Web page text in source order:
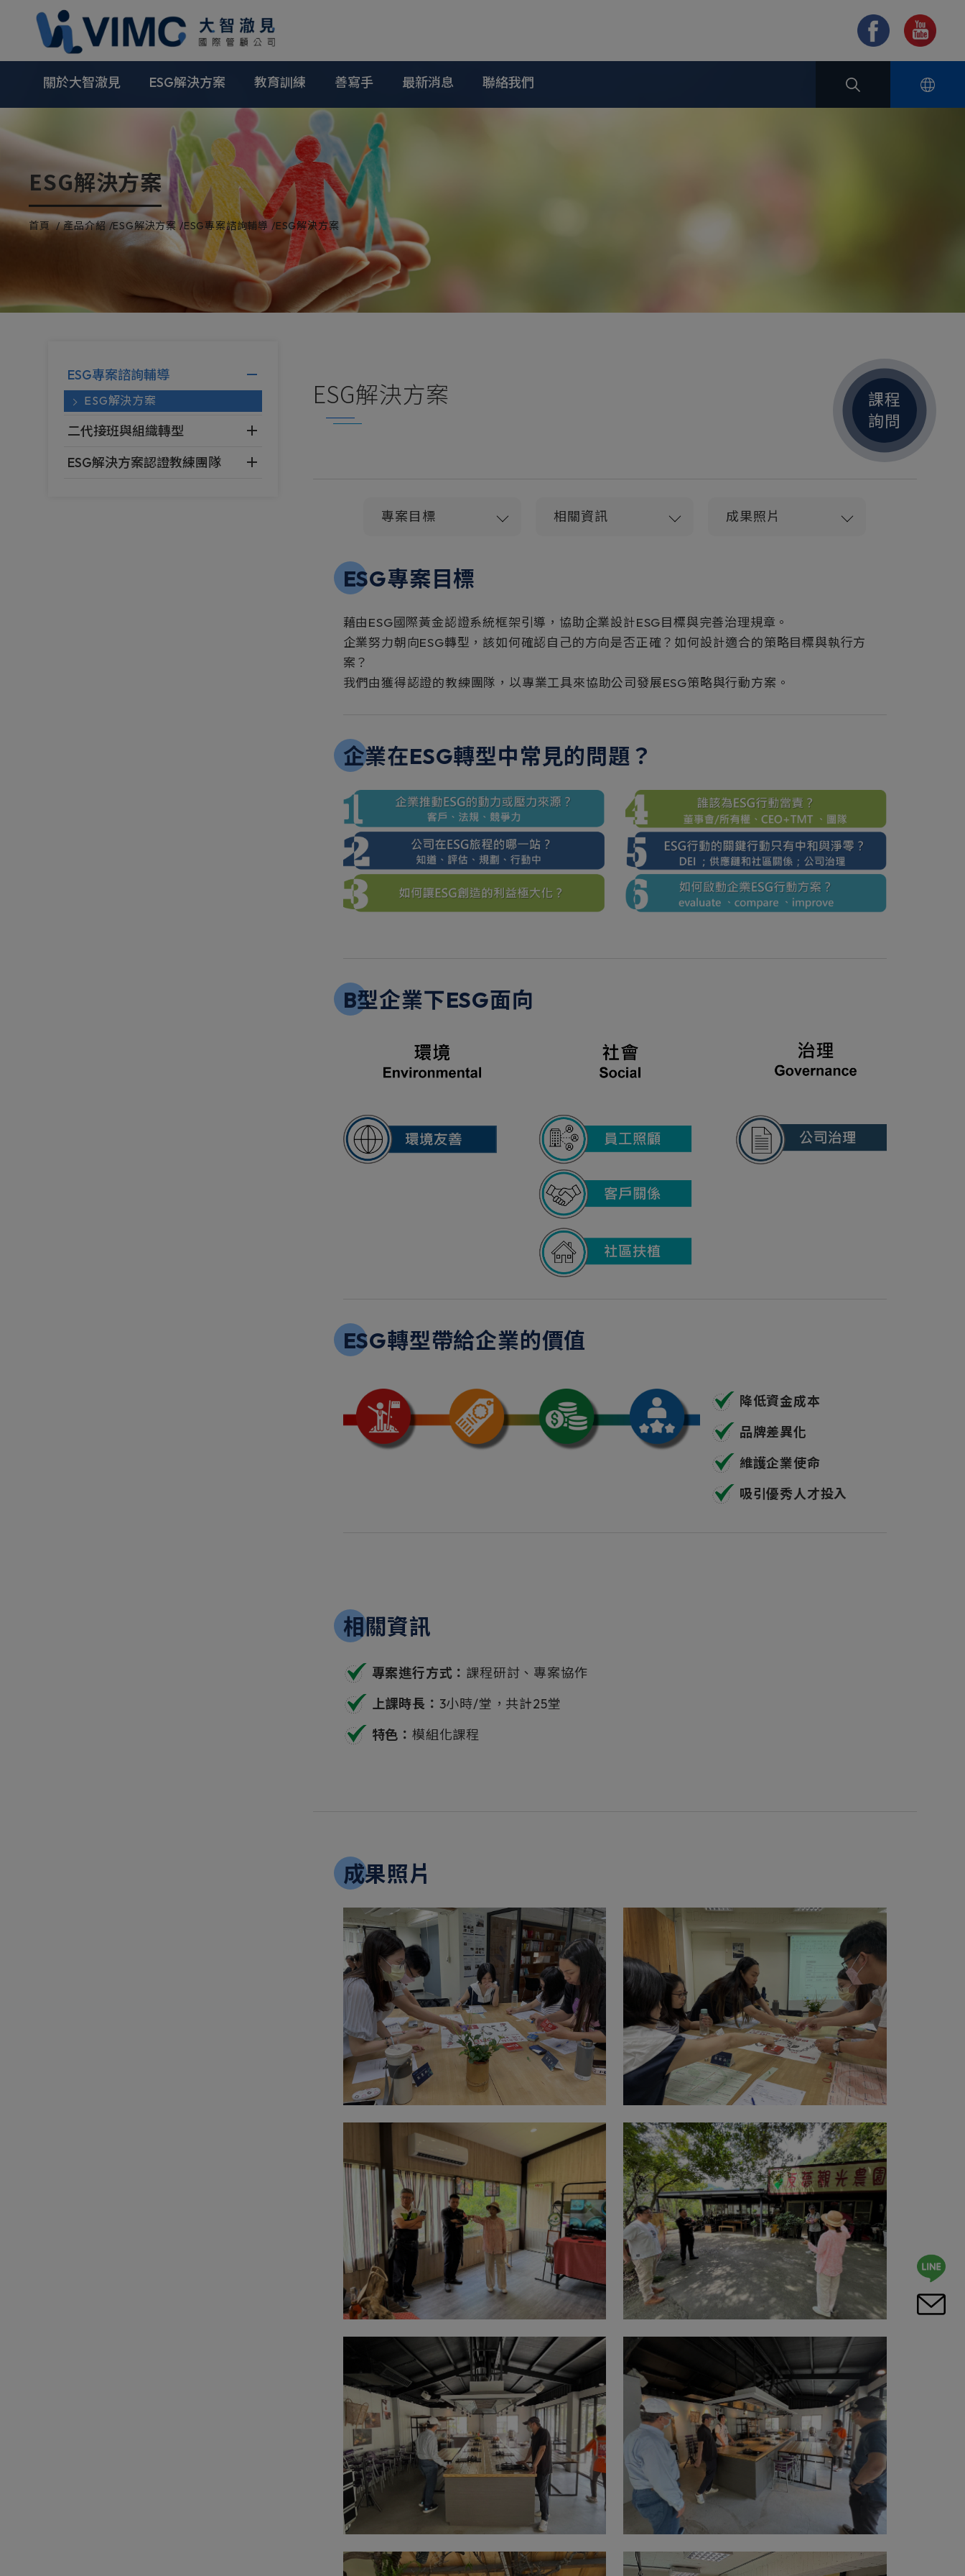
關於大智澈見 ESG解決方案 教育訓練 善寫手 最新消息 聯絡我們
ESG解決方案
首頁 產品介紹 ESG解決方案 ESG專案諮詢輔導 ESG解決方案
ESG專案諮詢輔導
ESG解決方案
二代接班與組織轉型
ESG解決方案認證教練團隊
ESG解決方案
課程
詢問
專案目標 相關資訊 成果照片
ESG專案目標
藉由ESG國際黃金認證系統框架引導，協助企業設計ESG目標與完善治理規章。
企業努力朝向ESG轉型，該如何確認自己的方向是否正確？如何設計適合的策略目標與執行方
案？
我們由獲得認證的教練團隊，以專業工具來協助公司發展ESG策略與行動方案。
企業在ESG轉型中常見的問題？
B型企業下ESG面向
ESG轉型帶給企業的價值
降低資金成本
品牌差異化
維護企業使命
吸引優秀人才投入
相關資訊
專案進行方式： 課程研討、專案協作
上課時長： 3小時/堂，共計25堂
特色：模組化課程
成果照片
Cookie管理面板